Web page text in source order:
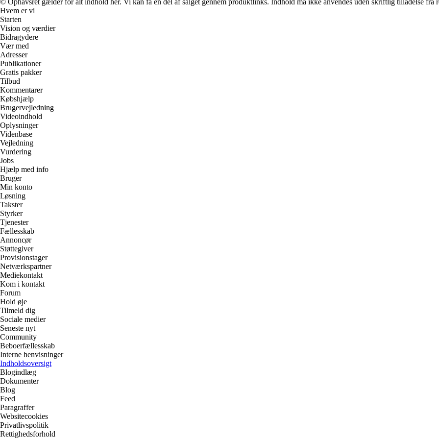
Hvem er vi
Starten
Vision og værdier
Bidragydere
Vær med
Adresser
Publikationer
Gratis pakker
Tilbud
Kommentarer
Købshjælp
Brugervejledning
Videoindhold
Oplysninger
Videnbase
Vejledning
Vurdering
Jobs
Hjælp med info
Bruger
Min konto
Løsning
Takster
Styrker
Tjenester
Fællesskab
Annoncør
Støttegiver
Provisionstager
Netværkspartner
Mediekontakt
Kom i kontakt
Forum
Hold øje
Tilmeld dig
Sociale medier
Seneste nyt
Community
Beboerfællesskab
Interne henvisninger
Indholdsoversigt
Blogindlæg
Dokumenter
Blog
Feed
Paragraffer
Websitecookies
Privatlivspolitik
Rettighedsforhold